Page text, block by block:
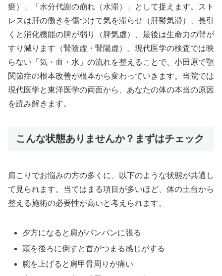
瘀）」「水分代謝の崩れ（水滞）」として捉えます。スト
レスは肝の働きを傷つけて気を滞らせ（肝鬱気滞）、長引
くと消化機能の脾が弱り（脾気虚）、最後は生命力の腎が
すり減ります（腎陰虚・腎陽虚）。現代医学の検査では映
らない「気・血・水」の流れを整えることで、小田原で顎
関節症の根本改善が根本から変わっていきます。当院では
現代医学と東洋医学の両面から、あなたの体の本当の原因
を読み解きます。
こんな状態ありませんか？まずはチェック
肩こりでお悩みの方の多くに、以下のような状態が共通し
て見られます。当てはまる項目が多いほど、体の土台から
整える施術の必要性が高いと考えられます。
夕方になると肩がパンパンに張る
頭を後ろに倒すと首がつまる感じがする
腕を上げると肩甲骨周りが痛い